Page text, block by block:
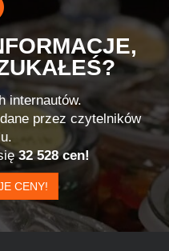
internautów.
przez czytelników
32 528 cen!
CENY!